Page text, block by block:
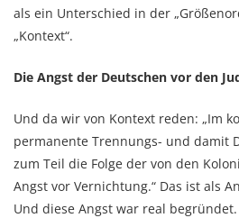
als ein Unterschied in der
„Kontext“.
Die Angst der Deutschen vor den
Und da wir von Kontext reden: „Im
permanente Trennungs- und damit
zum Teil die Folge der von den
Angst vor Vernichtung.“ Das ist als
Und diese Angst war real